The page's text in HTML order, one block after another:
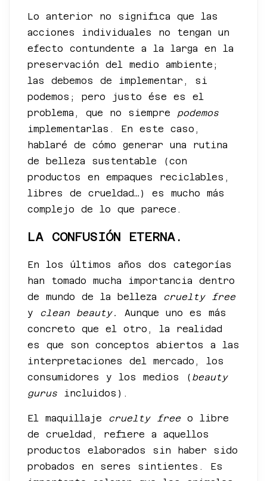
Lo anterior no significa que las
acciones individuales no tengan un
efecto contundente a la larga en la
preservación del medio ambiente;
las debemos de implementar, si
podemos; pero justo ése es el
problema, que no siempre podemos
implementarlas. En este caso,
hablaré de cómo generar una rutina
de belleza sustentable (con
productos en empaques reciclables,
libres de crueldad…) es mucho más
complejo de lo que parece.
LA CONFUSIÓN ETERNA.
En los últimos años dos categorías
han tomado mucha importancia dentro
de mundo de la belleza cruelty free
y clean beauty. Aunque uno es más
concreto que el otro, la realidad
es que son conceptos abiertos a las
interpretaciones del mercado, los
consumidores y los medios ( beauty
gurus incluidos).
El maquillaje cruelty free o libre
de crueldad, refiere a aquellos
productos elaborados sin haber sido
probados en seres sintientes. Es